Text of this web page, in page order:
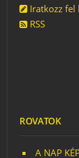
Iratkozz fel
RSS
ROVATOK
A NAP